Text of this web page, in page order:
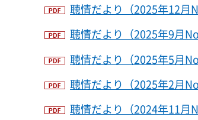
聴情だより（2025年12月
聴情だより（2025年9月
聴情だより（2025年5月
聴情だより（2025年2月
聴情だより（2024年11月